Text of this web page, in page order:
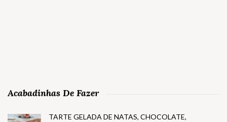
Acabadinhas De Fazer
TARTE GELADA DE NATAS, CHOCOLATE,